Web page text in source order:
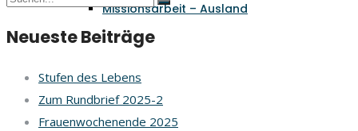
Missionsarbeit – Ausland
Neueste Beiträge
Stufen des Lebens
Zum Rundbrief 2025-2
Frauenwochenende 2025